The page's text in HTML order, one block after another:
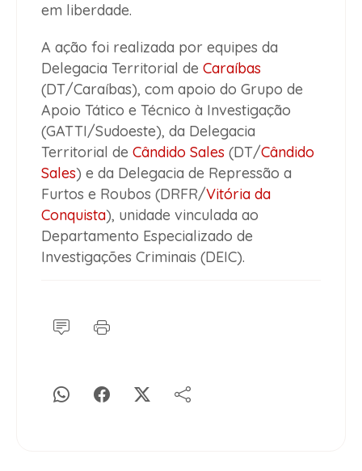
em liberdade.
A ação foi realizada por equipes da
Delegacia Territorial de Caraíbas
(DT/Caraíbas), com apoio do Grupo de
Apoio Tático e Técnico à Investigação
(GATTI/Sudoeste), da Delegacia
Territorial de Cândido Sales (DT/Cândido
Sales) e da Delegacia de Repressão a
Furtos e Roubos (DRFR/Vitória da
Conquista), unidade vinculada ao
Departamento Especializado de
Investigações Criminais (DEIC).